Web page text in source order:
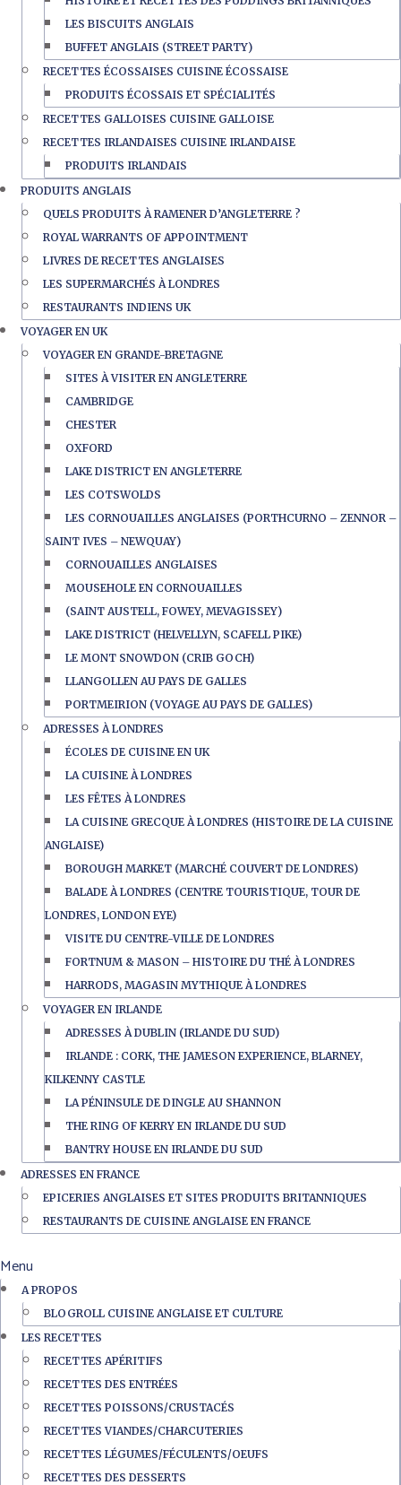
LES BISCUITS ANGLAIS
BUFFET ANGLAIS (STREET PARTY)
RECETTES ÉCOSSAISES CUISINE ÉCOSSAISE
PRODUITS ÉCOSSAIS ET SPÉCIALITÉS
RECETTES GALLOISES CUISINE GALLOISE
RECETTES IRLANDAISES CUISINE IRLANDAISE
PRODUITS IRLANDAIS
PRODUITS ANGLAIS
QUELS PRODUITS À RAMENER D’ANGLETERRE ?
ROYAL WARRANTS OF APPOINTMENT
LIVRES DE RECETTES ANGLAISES
LES SUPERMARCHÉS À LONDRES
RESTAURANTS INDIENS UK
VOYAGER EN UK
VOYAGER EN GRANDE-BRETAGNE
SITES À VISITER EN ANGLETERRE
CAMBRIDGE
CHESTER
OXFORD
LAKE DISTRICT EN ANGLETERRE
LES COTSWOLDS
LES CORNOUAILLES ANGLAISES (PORTHCURNO – ZENNOR –
SAINT IVES – NEWQUAY)
CORNOUAILLES ANGLAISES
MOUSEHOLE EN CORNOUAILLES
(SAINT AUSTELL, FOWEY, MEVAGISSEY)
LAKE DISTRICT (HELVELLYN, SCAFELL PIKE)
LE MONT SNOWDON (CRIB GOCH)
LLANGOLLEN AU PAYS DE GALLES
PORTMEIRION (VOYAGE AU PAYS DE GALLES)
ADRESSES À LONDRES
ÉCOLES DE CUISINE EN UK
LA CUISINE À LONDRES
LES FÊTES À LONDRES
LA CUISINE GRECQUE À LONDRES (HISTOIRE DE LA CUISINE
ANGLAISE)
BOROUGH MARKET (MARCHÉ COUVERT DE LONDRES)
BALADE À LONDRES (CENTRE TOURISTIQUE, TOUR DE
LONDRES, LONDON EYE)
VISITE DU CENTRE-VILLE DE LONDRES
FORTNUM & MASON – HISTOIRE DU THÉ À LONDRES
HARRODS, MAGASIN MYTHIQUE À LONDRES
VOYAGER EN IRLANDE
ADRESSES À DUBLIN (IRLANDE DU SUD)
IRLANDE : CORK, THE JAMESON EXPERIENCE, BLARNEY,
KILKENNY CASTLE
LA PÉNINSULE DE DINGLE AU SHANNON
THE RING OF KERRY EN IRLANDE DU SUD
BANTRY HOUSE EN IRLANDE DU SUD
ADRESSES EN FRANCE
EPICERIES ANGLAISES ET SITES PRODUITS BRITANNIQUES
RESTAURANTS DE CUISINE ANGLAISE EN FRANCE
Menu
A PROPOS
BLOGROLL CUISINE ANGLAISE ET CULTURE
LES RECETTES
RECETTES APÉRITIFS
RECETTES DES ENTRÉES
RECETTES POISSONS/CRUSTACÉS
RECETTES VIANDES/CHARCUTERIES
RECETTES LÉGUMES/FÉCULENTS/OEUFS
RECETTES DES DESSERTS